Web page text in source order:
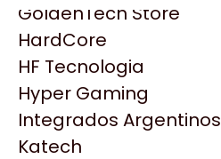
HP
HyperX
INNO3D
Intel
Kingston
GoldenTech Store
HardCore
HF Tecnologia
Hyper Gaming
Integrados Argentinos
Katech